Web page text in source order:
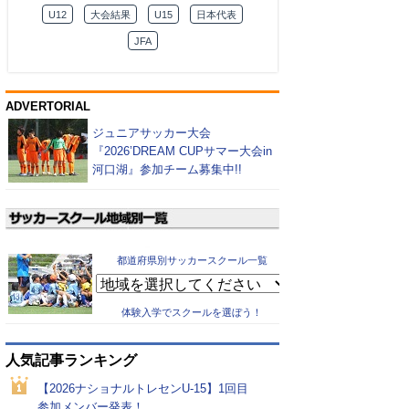
U12 大会結果 U15 日本代表
JFA
ADVERTORIAL
ジュニアサッカー大会
『2026’DREAM CUPサマー大会in
河口湖』参加チーム募集中!!
都道府県別サッカースクール一覧
体験入学でスクールを選ぼう！
人気記事ランキング
【2026ナショナルトレセンU-15】1回目